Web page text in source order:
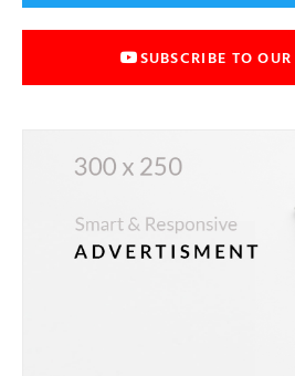
SUBSCRIBE TO